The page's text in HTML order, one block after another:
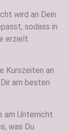
wird an Dein
sodass in
erzielt
Kurszeiten an
am besten
am Unterricht
was Du